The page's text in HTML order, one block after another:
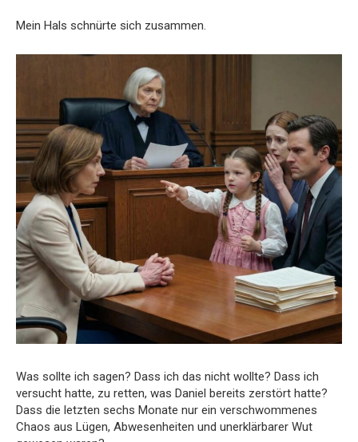
Mein Hals schnürte sich zusammen.
Was sollte ich sagen? Dass ich das nicht wollte? Dass ich
versucht hatte, zu retten, was Daniel bereits zerstört hatte?
Dass die letzten sechs Monate nur ein verschwommenes
Chaos aus Lügen, Abwesenheiten und unerklärbarer Wut